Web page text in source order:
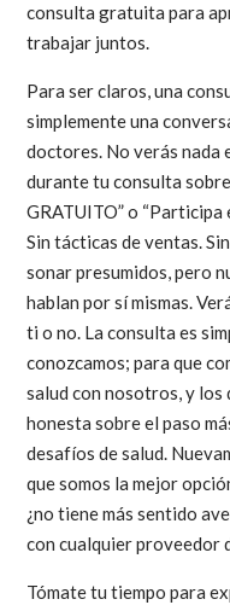
consulta gratuita para
trabajar juntos.
Para ser claros, una
simplemente una
doctores. No verás nada
durante tu consulta
GRATUITO” o
Sin tácticas de ventas.
sonar presumidos, pero
hablan por sí mismas.
ti o no. La consulta es
conozcamos; para que
salud con nosotros, y
honesta sobre el paso
desafíos de salud.
que somos la mejor
¿no tiene más sentido
con cualquier proveedor
Tómate tu tiempo para